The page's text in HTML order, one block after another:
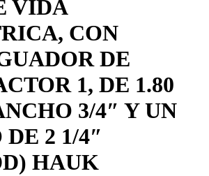
VIDA
CON
DE
1, DE 1.80
3/4″ Y UN
2 1/4″
HAUK